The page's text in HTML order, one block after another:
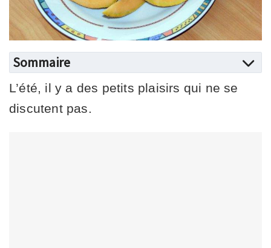
Sommaire
L’été, il y a des petits plaisirs qui ne se
discutent pas.